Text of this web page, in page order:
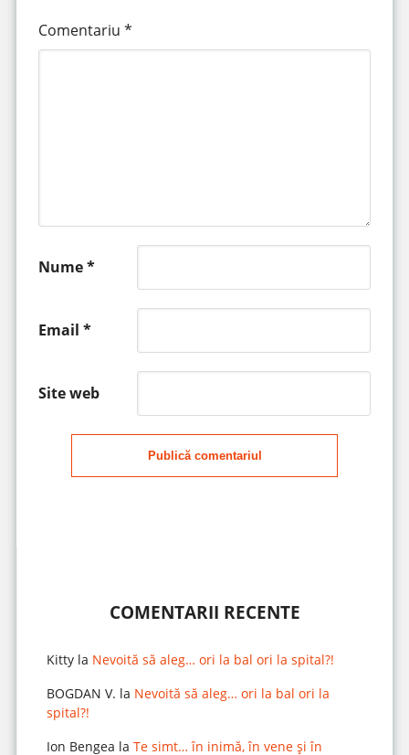
Comentariu *
Nume*
Email *
Site web
Publică comentariul
COMENTARII RECENTE
Kittyla Nevoită să aleg… ori la bal ori la spital?!
BOGDAN V. la Nevoită să aleg… ori la bal ori la
spital?!
Ion Bengea la Te simt… în inimă, în vene și în